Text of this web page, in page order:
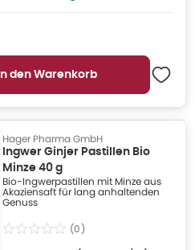
In den Warenkorb
Hager Pharma GmbH
Ingwer Ginjer Pastillen Bio
Minze 40 g
Bio-Ingwerpastillen mit Minze aus
Akaziensaft für lang anhaltenden
Genuss
(0)